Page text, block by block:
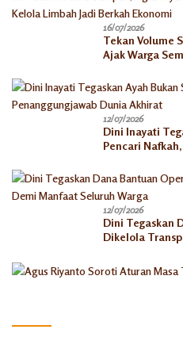
16/07/2026
Tekan Volume
Ajak Warga
12/07/2026
Dini Inayati
Pencari
12/07/2026
Dini Tegaskan
Dikelola